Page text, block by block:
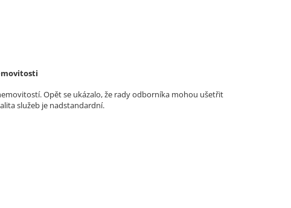
Opět se ukázalo, že rady odborníka mohou ušetřit
služeb je nadstandardní.